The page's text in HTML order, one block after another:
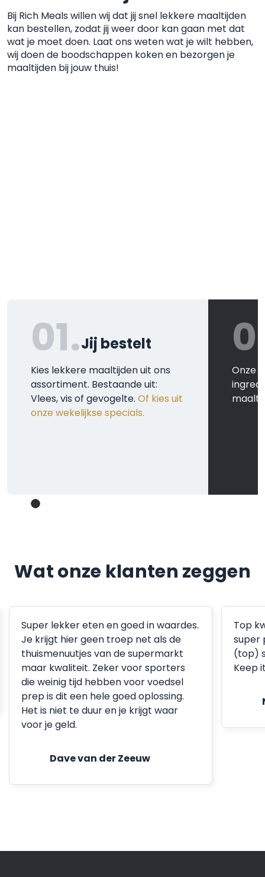
Bij Rich Meals willen wij dat jij snel lekkere maaltijden
kan bestellen, zodat jij weer door kan gaan met dat
wat je moet doen. Laat ons weten wat je wilt hebben,
wij doen de boodschappen kokenen bezorgen je
maaltijden bij jouw thuis!
01.Jij bestelt
Kies lekkere maaltijden uit ons
assortiment. Bestaande uit:
Vlees, vis of gevogelte. Of kies uit
onze wekelijkse specials.
Onze
Wat onze klanten zeggen
Super lekker eten en goed in waardes.
Je krijgt hier geen troep net als de
thuismenuutjes van de supermarkt
maar kwaliteit. Zeker voor sporters
die weinig tijd hebben voor voedsel
prep is dit een hele goed oplossing.
Het is niet te duur en je krijgt waar
voor je geld.
Dave van der Zeeuw
Top
super
(top)
Keep